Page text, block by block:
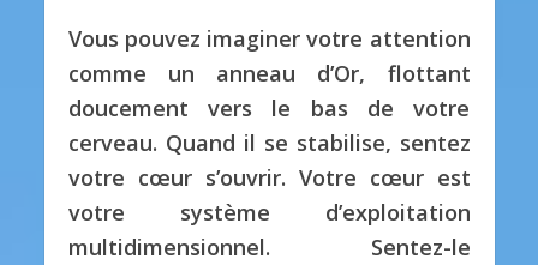
Vous pouvez imaginer votre attention
comme un anneau d’Or, flottant
doucement vers le bas de votre
cerveau. Quand il se stabilise, sentez
votre cœur s’ouvrir. Votre cœur est
votre système d’exploitation
multidimensionnel. Sentez-le